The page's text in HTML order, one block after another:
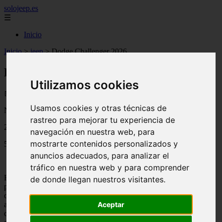
Utilizamos cookies
Usamos cookies y otras técnicas de
rastreo para mejorar tu experiencia de
navegación en nuestra web, para
mostrarte contenidos personalizados y
anuncios adecuados, para analizar el
tráfico en nuestra web y para comprender
de donde llegan nuestros visitantes.
Aceptar
solojeep.es
☰
Inicio
Inicio > jeep >Dodge Challenger 2026
Dodge Challenger 2026
📅 15/07/2025
Novedades del Motor
2014-09-17
5146
El icónico Dodge Challenger 2015, es un auto deportivo moderno
para los apasionados del manejo, que les gusta sentir el rugir de los
caballos de fuerza, el vértigo de la velocidad y tener el control de la
alianza de potencia y agilidad del Challenger, esto se complementa
con su diseño delantero agresivo, parrilla dividida, faros delanteros